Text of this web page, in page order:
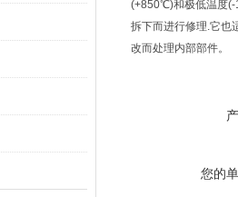
(+850℃)和极低温度(-
拆下而进行修理.它也
改而处理内部部件。
您的